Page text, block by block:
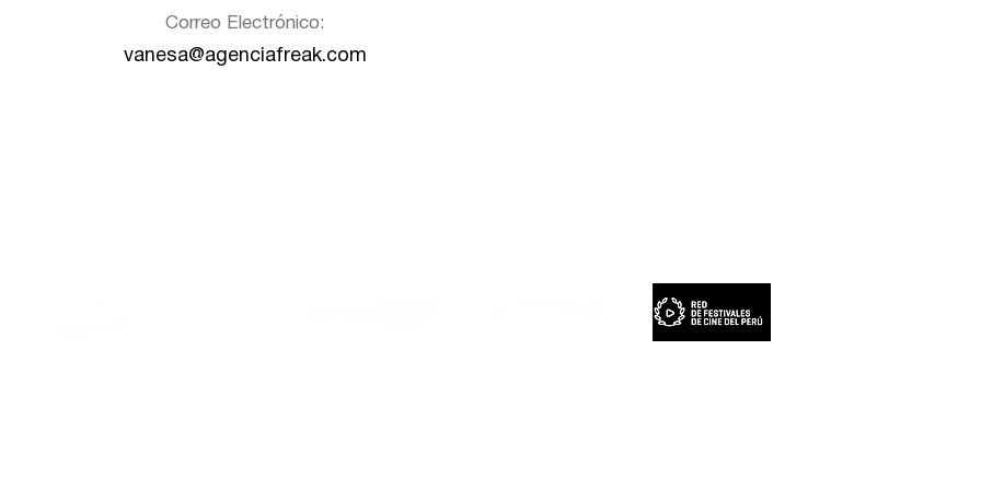
Correo Electrónico:
vanesa@agenciafreak.com